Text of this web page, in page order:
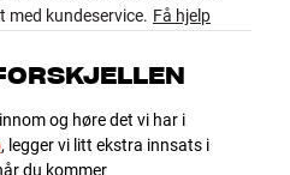
høyttalersett
MDF (bunnplate)
med kundeservice. Få hjelp
og høre det vi har i
, legger vi litt ekstra innsats i
du kommer